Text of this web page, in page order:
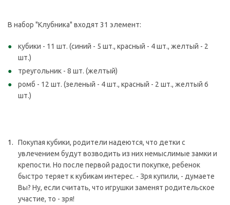
В набор "Клубника" входят 31 элемент:
кубики - 11 шт. (синий - 5 шт., красный - 4 шт., желтый - 2
шт.)
треугольник - 8 шт. (желтый)
ромб - 12 шт. (зеленый - 4 шт., красный - 2 шт., желтый 6
шт.)
Покупая кубики, родители надеются, что детки с
увлечением будут возводить из них немыслимые замки и
крепости. Но после первой радости покупке, ребенок
быстро теряет к кубикам интерес. - Зря купили, - думаете
Вы? Ну, если считать, что игрушки заменят родительское
участие, то - зря!